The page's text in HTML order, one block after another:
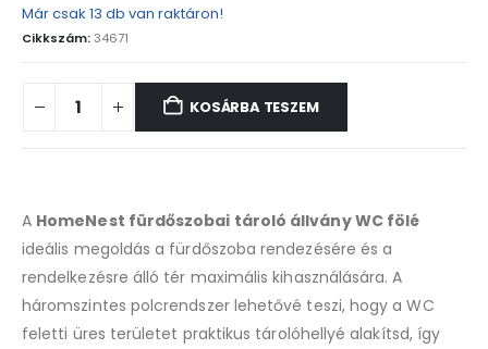
Már csak 13 db van raktáron!
Cikkszám:34671
KOSÁRBA TESZEM
A HomeNest fürdőszobai tároló állvány WC fölé
ideális megoldás a fürdőszoba rendezésére és a
rendelkezésre álló tér maximális kihasználására. A
háromszintes polcrendszer lehetővé teszi, hogy a WC
feletti üres területet praktikus tárolóhellyé alakítsd, így